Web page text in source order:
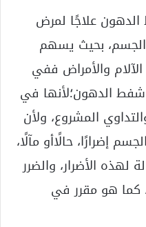
علاجًا لمرض
بحيث يسهم
والأمراض ففي
شفط الدهون؛لأنها في
المشروع، ولأن
إضرارًا، حالًاأو مآلًا،
الأضرار، والضرر
كما هو مقرر في